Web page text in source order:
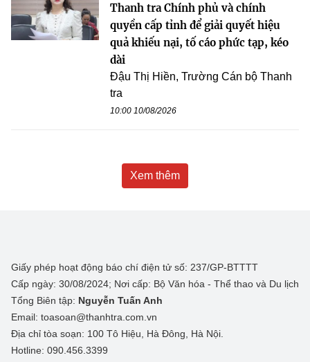
Thanh tra Chính phủ và chính
quyền cấp tỉnh để giải quyết hiệu
quả khiếu nại, tố cáo phức tạp, kéo
dài
Đậu Thị Hiền, Trường Cán bộ Thanh
tra
10:00 10/08/2026
Xem thêm
Giấy phép hoạt động báo chí điện tử số: 237/GP-BTTTT
Cấp ngày: 30/08/2024; Nơi cấp: Bộ Văn hóa - Thể thao và Du lịch
Tổng Biên tập: Nguyễn Tuấn Anh
Email: toasoan@thanhtra.com.vn
Địa chỉ tòa soạn: 100 Tô Hiệu, Hà Đông, Hà Nội.
Hotline: 090.456.3399